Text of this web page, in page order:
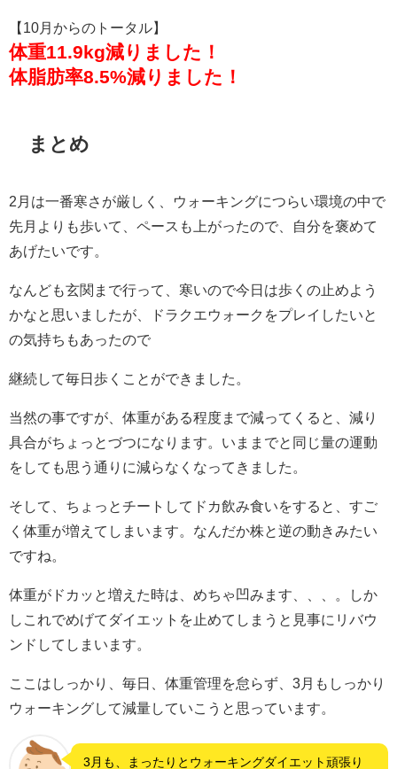
【10月からのトータル】
体重11.9kg減りました！
体脂肪率8.5%減りました！
まとめ
2月は一番寒さが厳しく、ウォーキングにつらい環境の中で
先月よりも歩いて、ペースも上がったので、自分を褒めて
あげたいです。
なんども玄関まで行って、寒いので今日は歩くの止めよう
かなと思いましたが、ドラクエウォークをプレイしたいと
の気持ちもあったので
継続して毎日歩くことができました。
当然の事ですが、体重がある程度まで減ってくると、減り
具合がちょっとづつになります。いままでと同じ量の運動
をしても思う通りに減らなくなってきました。
そして、ちょっとチートしてドカ飲み食いをすると、すご
く体重が増えてしまいます。なんだか株と逆の動きみたい
ですね。
体重がドカッと増えた時は、めちゃ凹みます、、、。しか
しこれでめげてダイエットを止めてしまうと見事にリバウ
ンドしてしまいます。
ここはしっかり、毎日、体重管理を怠らず、3月もしっかり
ウォーキングして減量していこうと思っています。
3月も、まったりとウォーキングダイエット頑張り